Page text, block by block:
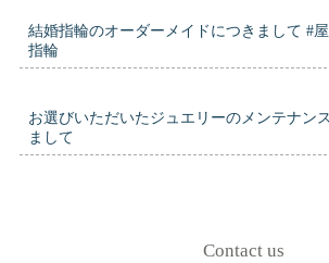
結婚指輪のオーダーメイドにつきまして #
指輪
お選びいただいたジュエリーのメンテナン
まして
Contact us